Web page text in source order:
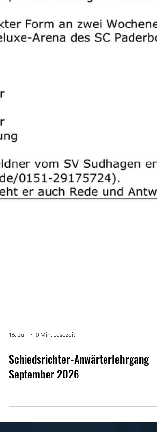
16. Juli 0 Min. Lesezeit
Schiedsrichter-Anwärterlehrgang